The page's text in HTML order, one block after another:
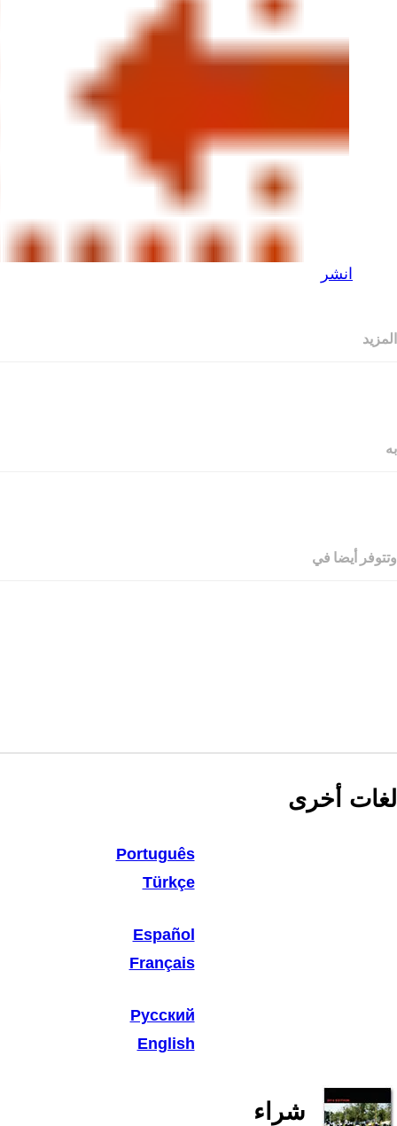
انشر
المزيد
به
وتتوفر أيضا في
لغات أخرى
Português
Türkçe
Español
Français
Русский
English
شراء